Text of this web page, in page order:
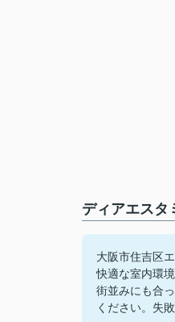
ディアエスタ
大阪市住吉区
快適な室内環
街並みにも合
ください。失